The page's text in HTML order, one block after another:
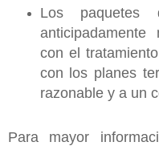
Los paquetes
con el
con los planes
razonable y a un
Para mayor